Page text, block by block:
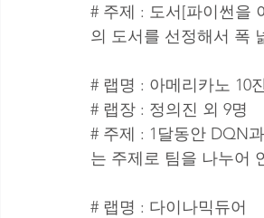
# 주제 : 도서[파이썬을
의 도서를 선정해서 폭
# 랩명 : 아메리카노 10
# 랩장 : 정의진 외 9명
# 주제 : 1달동안 DQN
는 주제로 팀을 나누어
# 랩명 : 다이나믹듀어